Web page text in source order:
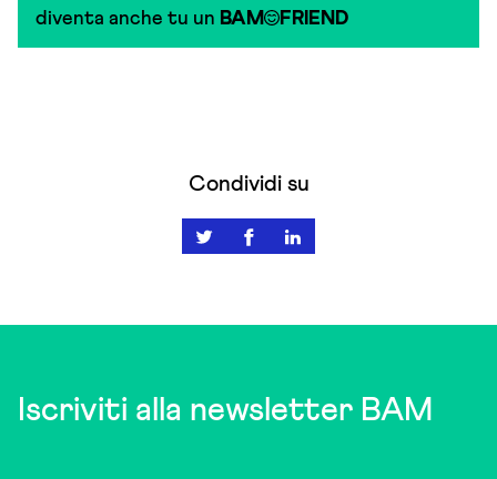
diventa anche tu un BAM FRIEND
Condividi su
Iscriviti alla newsletter BAM